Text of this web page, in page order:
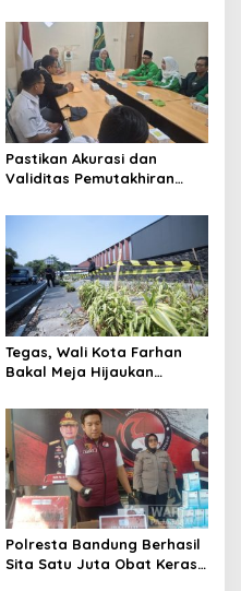
Pastikan Akurasi dan
Validitas Pemutakhiran
Cimahi Lakukan
Tegas, Wali Kota Farhan
Bakal Meja Hijaukan
Riau
Polresta Bandung Berhasil
Sita Satu Juta Obat Keras